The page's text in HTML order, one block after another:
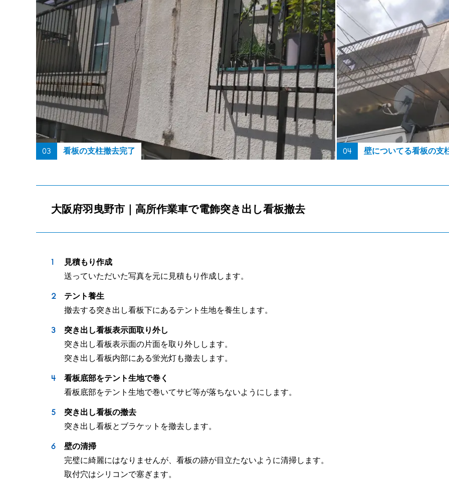
03 看板の支柱撤去完了 04 壁についてる看板の支
大阪府羽曳野市｜高所作業車で電飾突き出し看板撤去
見積もり作成
送っていただいた写真を元に見積もり作成します。
テント養生
撤去する突き出し看板下にあるテント生地を養生します。
突き出し看板表示面取り外し
突き出し看板表示面の片面を取り外しします。
突き出し看板内部にある蛍光灯も撤去します。
看板底部をテント生地で巻く
看板底部をテント生地で巻いてサビ等が落ちないようにします。
突き出し看板の撤去
突き出し看板とブラケットを撤去します。
壁の清掃
完璧に綺麗にはなりませんが、看板の跡が目立たないように清掃します。
取付穴はシリコンで塞ぎます。